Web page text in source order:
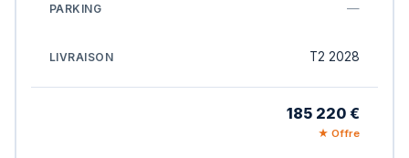
—
T2 2028
185 220 €
★ Offre